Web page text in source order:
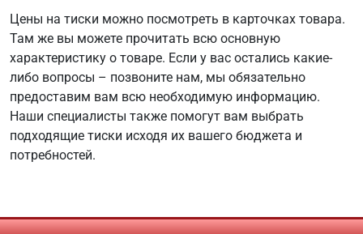
Цены на тиски можно посмотреть в карточках товара.
Там же вы можете прочитать всю основную
характеристику о товаре. Если у вас остались какие-
либо вопросы – позвоните нам, мы обязательно
предоставим вам всю необходимую информацию.
Наши специалисты также помогут вам выбрать
подходящие тиски исходя их вашего бюджета и
потребностей.